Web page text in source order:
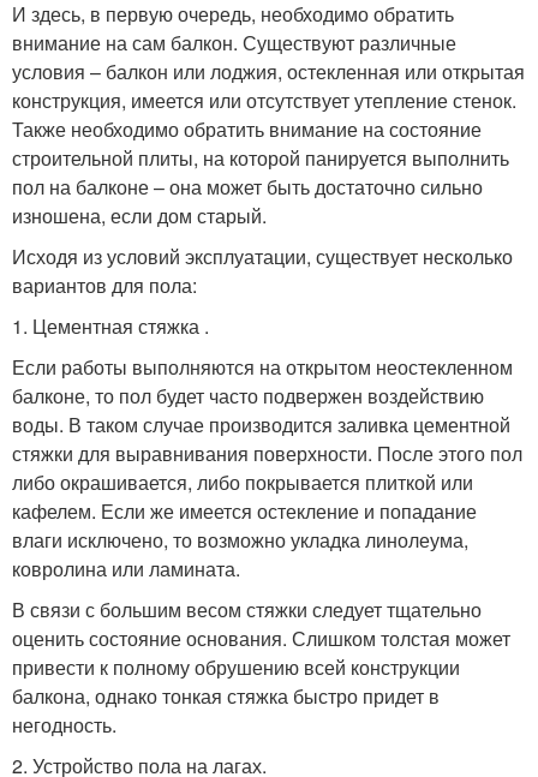
И здесь, в первую очередь, необходимо обратить
внимание на сам балкон. Существуют различные
условия – балкон или лоджия, остекленная или открытая
конструкция, имеется или отсутствует утепление стенок.
Также необходимо обратить внимание на состояние
строительной плиты, на которой панируется выполнить
пол на балконе – она может быть достаточно сильно
изношена, если дом старый.
Исходя из условий эксплуатации, существует несколько
вариантов для пола:
1. Цементная стяжка .
Если работы выполняются на открытом неостекленном
балконе, то пол будет часто подвержен воздействию
воды. В таком случае производится заливка цементной
стяжки для выравнивания поверхности. После этого пол
либо окрашивается, либо покрывается плиткой или
кафелем. Если же имеется остекление и попадание
влаги исключено, то возможно укладка линолеума,
ковролина или ламината.
В связи с большим весом стяжки следует тщательно
оценить состояние основания. Слишком толстая может
привести к полному обрушению всей конструкции
балкона, однако тонкая стяжка быстро придет в
негодность.
2. Устройство пола на лагах.